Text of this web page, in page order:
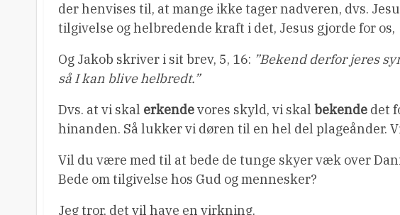
der henvises til, at mange ikke tager nadveren, dvs.
tilgivelse og helbredende kraft i det, Jesus gjorde for os,
Og Jakob skriver i sit brev, 5, 16: ”Bekend derfor jeres
så I kan blive helbredt.”
Dvs. at vi skal erkendevores skyld, vi skal bekende det
hinanden. Så lukker vi døren til en hel del plageånder.
Vil du være med til at bede de tunge skyer væk over
Bede om tilgivelse hos Gud og mennesker?
Jeg tror, det vil have en virkning.